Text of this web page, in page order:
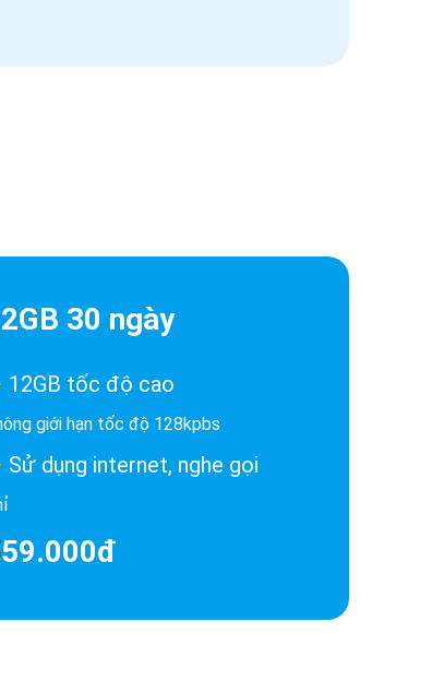
30 ngày
12GB tốc độ cao
giới hạn tốc độ 128kpbs
Sử dụng internet, nghe gọi